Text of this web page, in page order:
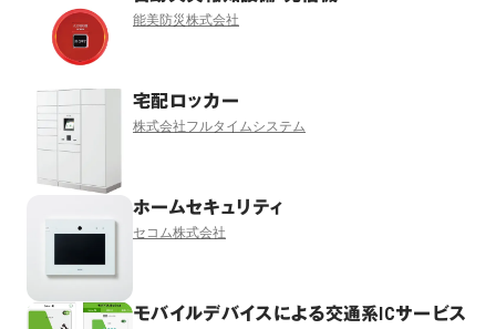
能美防災株式会社
宅配ロッカー
株式会社フルタイムシステム
ホームセキュリティ
セコム株式会社
モバイルデバイスによる交通系ICサービス